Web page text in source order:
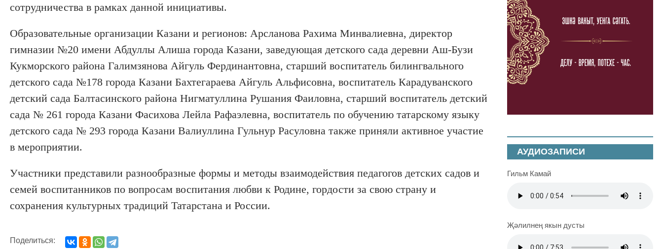
сотрудничества в рамках данной инициативы.
Образовательные организации Казани и регионов: Арсланова Рахима Минвалиевна, директор
гимназии №20 имени Абдуллы Алиша города Казани, заведующая детского сада деревни Аш-Бузи
Кукморского района Галимзянова Айгуль Фердинантовна, старший воспитатель билингвального
детского сада №178 города Казани Бахтегараева Айгуль Альфисовна, воспитатель Карадуванского
детский сада Балтасинского района Нигматуллина Рушания Фаиловна, старший воспитатель детский
сада № 261 города Казани Фасихова Лейла Рафаэлевна, воспитатель по обучению татарскому языку
детского сада № 293 города Казани Валиуллина Гульнур Расуловна также приняли активное участие
в мероприятии.
Участники представили разнообразные формы и методы взаимодействия педагогов детских садов и
семей воспитанников по вопросам воспитания любви к Родине, гордости за свою страну и
сохранения культурных традиций Татарстана и России.
Поделиться:
АУДИОЗАПИСИ
Гильм Камай
Җәлилнең якын дусты